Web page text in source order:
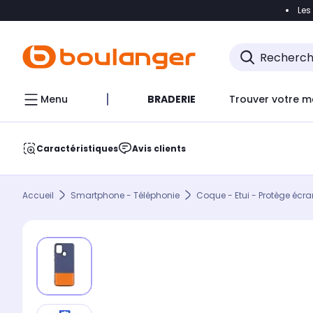
Accéder
Menu BRADERIE Trouver votre
Caractéristiques Avis clients
Accueil Smartphone - Téléphonie Coque - Etui - Protège